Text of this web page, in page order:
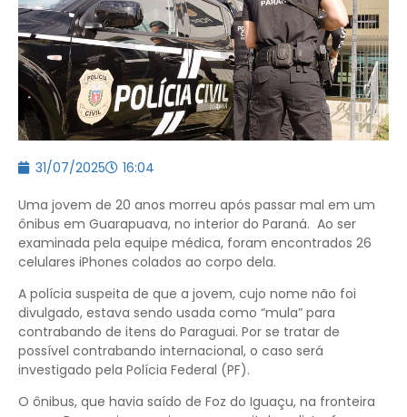
31/07/2025 16:04
Uma jovem de 20 anos morreu após passar mal em um
ônibus em Guarapuava, no interior do Paraná. Ao ser
examinada pela equipe médica, foram encontrados 26
celulares iPhones colados ao corpo dela.
A polícia suspeita de que a jovem, cujo nome não foi
divulgado, estava sendo usada como “mula” para
contrabando de itens do Paraguai. Por se tratar de
possível contrabando internacional, o caso será
investigado pela Polícia Federal (PF).
O ônibus, que havia saído de Foz do Iguaçu, na fronteira